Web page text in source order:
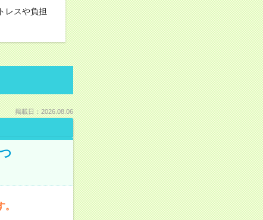
レスや負担
掲載日：2026.08.06